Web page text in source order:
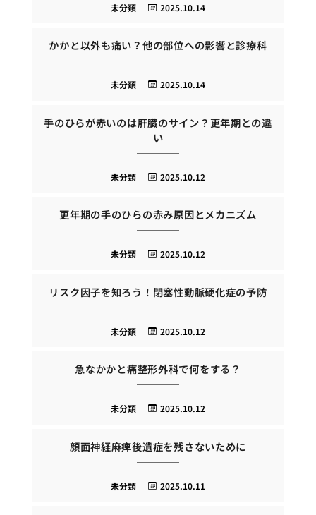
2025.10.14
未分類
かかと以外も痛い？他の部位への影響と診療科
2025.10.14
未分類
手のひらが赤いのは肝臓のサイン？更年期との違
い
2025.10.12
未分類
更年期の手のひらの赤み原因とメカニズム
2025.10.12
未分類
リスク因子を知ろう！閉塞性動脈硬化症の予防
2025.10.12
未分類
急なかかと痛整形外科で何をする？
2025.10.12
未分類
顔面神経麻痺後遺症を残さないために
2025.10.11
未分類